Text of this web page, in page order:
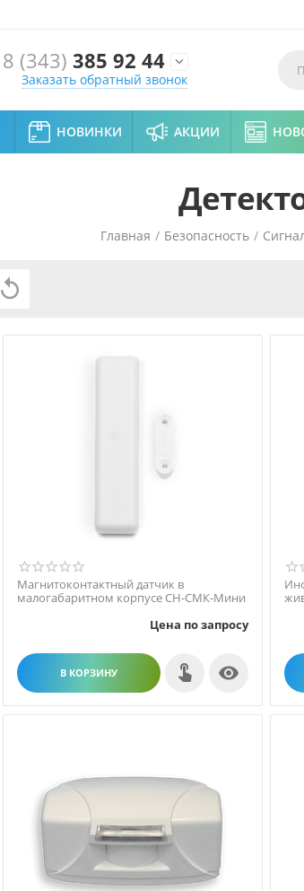
8 (343) 385 92 44 
Заказать обратный звонок
НОВИНКИ АКЦИИ
Главная / Безопасность /

Магнитоконтактный датчик в
малогабаритном корпусе СН-СМК-Мини
Цена по запросу
В КОРЗИНУ 